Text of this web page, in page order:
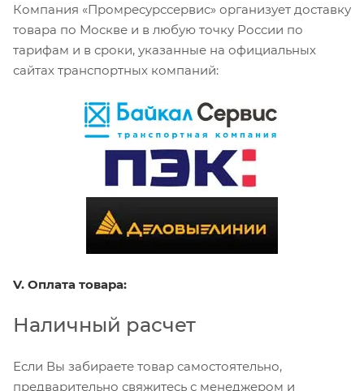
Компания «Промресурссервис» организует доставку
товара по Москве и в любую точку России по
тарифам и в сроки, указанные на официальных
сайтах транспортных компаний:
V. Оплата товара:
Наличный расчет
Если Вы забираете товар самостоятельно,
предварительно свяжитесь с менеджером и